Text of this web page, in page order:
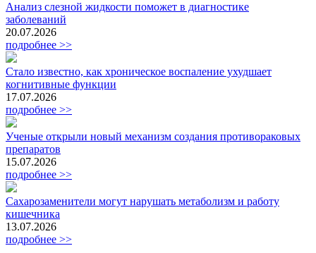
Анализ слезной жидкости поможет в диагностике
заболеваний
20.07.2026
подробнее >>
Стало известно, как хроническое воспаление ухудшает
когнитивные функции
17.07.2026
подробнее >>
Ученые открыли новый механизм создания противораковых
препаратов
15.07.2026
подробнее >>
Сахарозаменители могут нарушать метаболизм и работу
кишечника
13.07.2026
подробнее >>